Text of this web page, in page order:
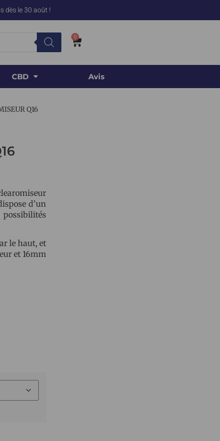
dès le 30 août !
0
CBD Avis
Q16
d’un
le haut, et
et 16mm